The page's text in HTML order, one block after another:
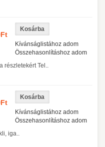
Kívánságlistához adom
Összehasonlításhoz adom
részletekért Tel..
Kívánságlistához adom
Összehasonlításhoz adom
iga..